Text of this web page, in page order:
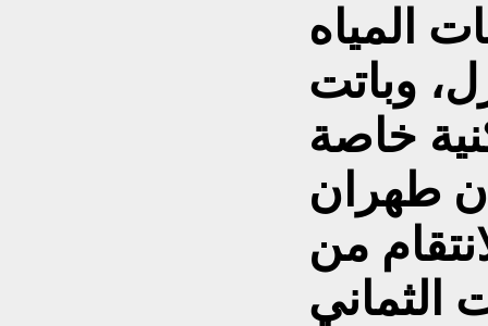
المياه
وباتت
خاصة
طهران
من